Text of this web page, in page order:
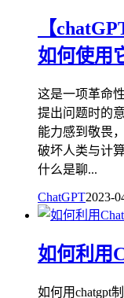
【
如何使用
这是一项革命
提出问题时的
能力感到敬畏
破坏人类与计
什么是聊...
ChatGPT2023-
如何利用
如何用chatgpt